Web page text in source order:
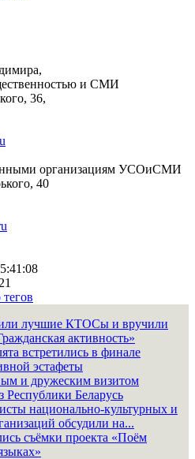
и СМИ
36,
организациям УСОиСМИ
40
лучшие КТОСы и вручили
активность»
встретились в финале
эстафеты
и дружеским визитом
Республики Беларусь
национально-культурных и
обсудили на...
съёмки проекта «Поём